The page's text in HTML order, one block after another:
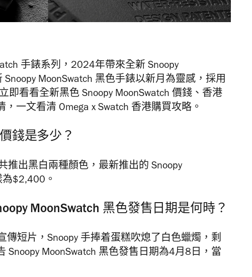
手錶系列，2024年帶來全新 Snoopy
MoonSwatch 黑色手錶以新月為靈感，採用
即看看全新黑色 Snoopy MoonSwatch 價錢、香港
一文看清 Omega x Swatch 香港購買攻略。
錢是多少？
推出黑白兩種顏色，最新推出的 Snoopy
$2,400。
MoonSwatch 黑色發售日期是何時？
傳短片，Snoopy 手捧着蛋糕吹熄了白色蠟燭，剩
Snoopy MoonSwatch 黑色發售日期為4月8日，當